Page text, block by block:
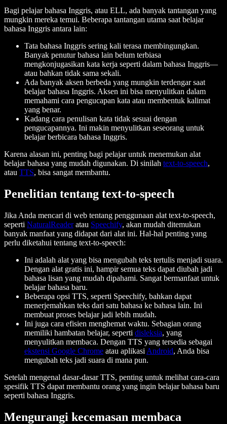
Bagi pelajar bahasa Inggris, atau ELL, ada banyak tantangan yang
mungkin mereka temui. Beberapa tantangan utama saat belajar
bahasa Inggris antara lain:
Tata bahasa Inggris sering kali terasa membingungkan.
Banyak penutur bahasa lain belum terbiasa
mengkonjugasikan kata kerja seperti dalam bahasa Inggris—
atau bahkan tidak sama sekali.
Ada banyak aksen berbeda yang mungkin terdengar saat
belajar bahasa Inggris. Aksen ini bisa menyulitkan dalam
memahami cara pengucapan kata atau membentuk kalimat
yang benar.
Kadang cara penulisan kata tidak sesuai dengan
pengucapannya. Ini makin menyulitkan seseorang untuk
belajar berbicara bahasa Inggris.
Karena alasan ini, penting bagi pelajar untuk menemukan alat
belajar bahasa yang mudah digunakan. Di sinilah text-to-speech,
atau TTS, bisa sangat membantu.
Penelitian tentang text-to-speech
Jika Anda mencari di web tentang penggunaan alat text-to-speech,
seperti NaturalReaderatau Speechify, akan mudah ditemukan
banyak manfaat yang didapat dari alat ini. Hal-hal penting yang
perlu diketahui tentang text-to-speech:
Ini adalah alat yang bisa mengubah teks tertulis menjadi suara.
Dengan alat gratis ini, hampir semua teks dapat diubah jadi
bahasa lisan yang mudah dipahami. Sangat bermanfaat untuk
belajar bahasa baru.
Beberapa opsi TTS, seperti Speechify, bahkan dapat
menerjemahkan teks dari satu bahasa ke bahasa lain. Ini
membuat proses belajar jadi lebih mudah.
Ini juga cara efisien menghemat waktu. Sebagian orang
memiliki hambatan belajar, seperti disleksia, yang
menyulitkan membaca. Dengan TTS yang tersedia sebagai
ekstensi Google Chrome atau aplikasi Android, Anda bisa
mengubah teks jadi suara di mana pun.
Setelah mengenal dasar-dasar TTS, penting untuk melihat cara-cara
spesifik TTS dapat membantu orang yang ingin belajar bahasa baru
seperti bahasa Inggris.
Mengurangi kecemasan membaca